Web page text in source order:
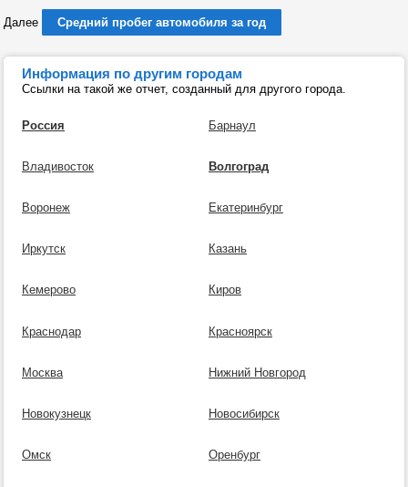
Далее Средний пробег автомобиля за год
Информация по другим городам
Ссылки на такой же отчет, созданный для другого города.
Россия Барнаул
Владивосток Волгоград
Воронеж Екатеринбург
Иркутск Казань
Кемерово Киров
Краснодар Красноярск
Москва Нижний Новгород
Новокузнецк Новосибирск
Омск Оренбург